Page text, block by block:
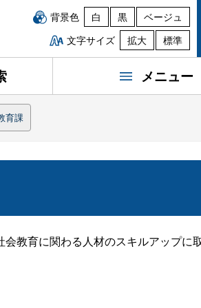
背景色 白 黒
ベージュ
文字サイズ
拡大 標準
メニュー
育課
教育に関わる人材のスキルアップに